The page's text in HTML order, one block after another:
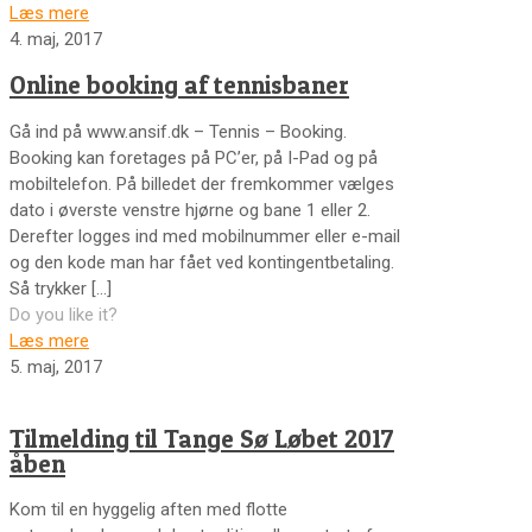
Læs mere
4. maj, 2017
Online booking af tennisbaner
Gå ind på www.ansif.dk – Tennis – Booking.
Booking kan foretages på PC’er, på I-Pad og på
mobiltelefon. På billedet der fremkommer vælges
dato i øverste venstre hjørne og bane 1 eller 2.
Derefter logges ind med mobilnummer eller e-mail
og den kode man har fået ved kontingentbetaling.
Så trykker […]
Do you like it?
Læs mere
5. maj, 2017
Tilmelding til Tange Sø Løbet 2017
åben
Kom til en hyggelig aften med flotte